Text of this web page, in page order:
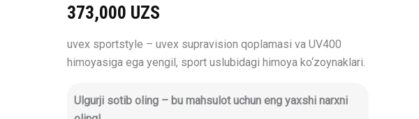
373,000 UZS
uvex sportstyle – uvex supravision qoplamasi va UV400
himoyasiga ega yengil, sport uslubidagi himoya ko‘zoynaklari.
Ulgurji sotib oling – bu mahsulot uchun eng yaxshi narxni
miqdori